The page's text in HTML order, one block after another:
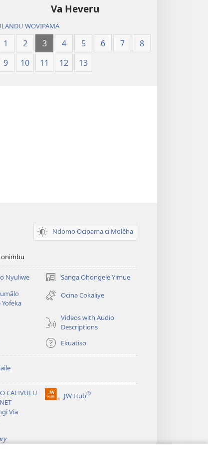
Va Heveru
WOVIPAMA
1 2 3 4 5 6 7
8
9
10 11 12 13
Ndomo Ocipama ci Molẽha
Nyuliwe Sanga Ohongele Yimue
(yikula
onjanela
yokaliye)
Ocina Cokaliye
Videos with Audio
Descriptions
Ekuatiso
CALIVULU
Via
JW Hub®
(yikula